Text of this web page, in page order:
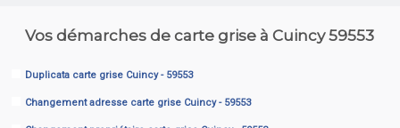
Vos démarches de carte grise à Cuincy 59553
Duplicata carte grise Cuincy - 59553
Changement adresse carte grise Cuincy - 59553